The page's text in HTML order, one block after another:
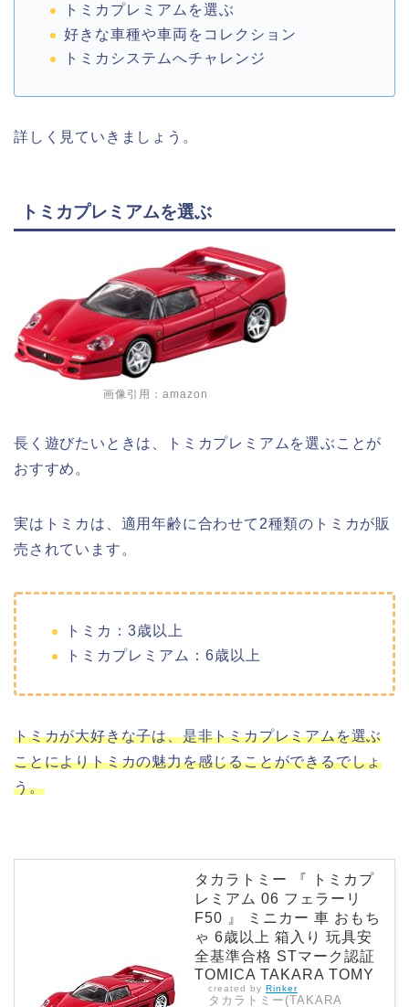
トミカプレミアムを選ぶ
好きな車種や車両をコレクション
トミカシステムへチャレンジ
詳しく見ていきましょう。
トミカプレミアムを選ぶ
画像引用： amazon
長く遊びたいときは、トミカプレミアムを選ぶことが
おすすめ。
実はトミカは、適用年齢に合わせて2種類のトミカが販
売されています。
トミカ：3歳以上
トミカプレミアム：6歳以上
トミカが大好きな子は、是非トミカプレミアムを選ぶ
ことによりトミカの魅力を感じることができるでしょ
う。
タカラトミー 『 トミカプ
レミアム 06 フェラーリ
F50 』 ミニカー 車 おもち
ゃ 6歳以上 箱入り 玩具安
全基準合格 STマーク認証
TOMICA TAKARA TOMY
created by Rinker
タカラトミー(TAKARA